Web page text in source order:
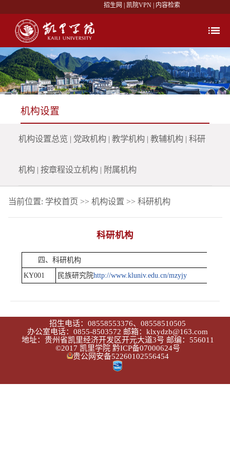
招生网 凯院VPN 内容检索
机构设置
机构设置总览| 党政机构| 教学机构| 教辅机构| 科研
机构| 按章程设立机构| 附属机构
当前位置: 学校首页 >> 机构设置 >> 科研机构
科研机构
四、科研机构
KY001
民族研究院http://www.kluniv.edu.cn/mzyjy
招生电话：08558553376、08558510505
办公室电话：0855-8503572 邮箱：klxydzb@163.com
地址：贵州省凯里经济开发区开元大道3号 邮编：556011
©2017 凯里学院 黔ICP备07000624号
贵公网安备52260102556454